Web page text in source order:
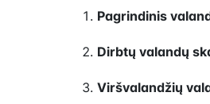
Pagrindinis
Dirbtų valandų
Viršvalandžių